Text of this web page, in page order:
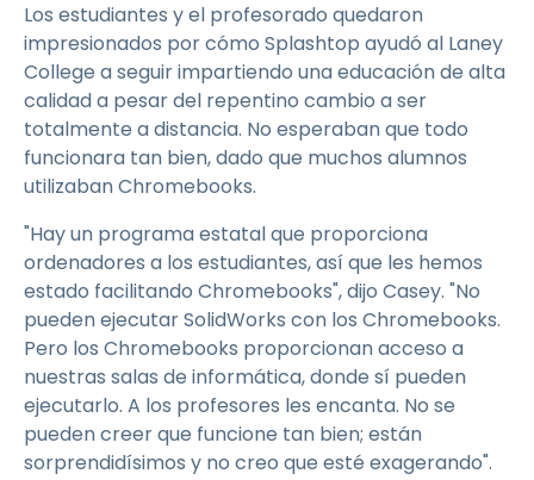
Los estudiantes y el profesorado quedaron
impresionados por cómo Splashtop ayudó al Laney
College a seguir impartiendo una educación de alta
calidad a pesar del repentino cambio a ser
totalmente a distancia. No esperaban que todo
funcionara tan bien, dado que muchos alumnos
utilizaban Chromebooks.
"Hay un programa estatal que proporciona
ordenadores a los estudiantes, así que les hemos
estado facilitando Chromebooks", dijo Casey. "No
pueden ejecutar SolidWorks con los Chromebooks.
Pero los Chromebooks proporcionan acceso a
nuestras salas de informática, donde sí pueden
ejecutarlo. A los profesores les encanta. No se
pueden creer que funcione tan bien; están
sorprendidísimos y no creo que esté exagerando".